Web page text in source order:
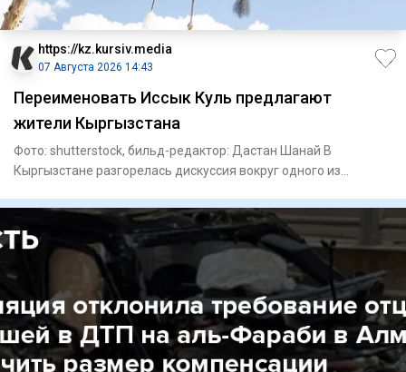
https://kz.kursiv.media
07 Августа 2026 14:43
Переименовать Иссык Куль предлагают
жители Кыргызстана
Фото: shutterstock, бильд-редактор: Дастан Шанай В
Кыргызстане разгорелась дискуссия вокруг одного из